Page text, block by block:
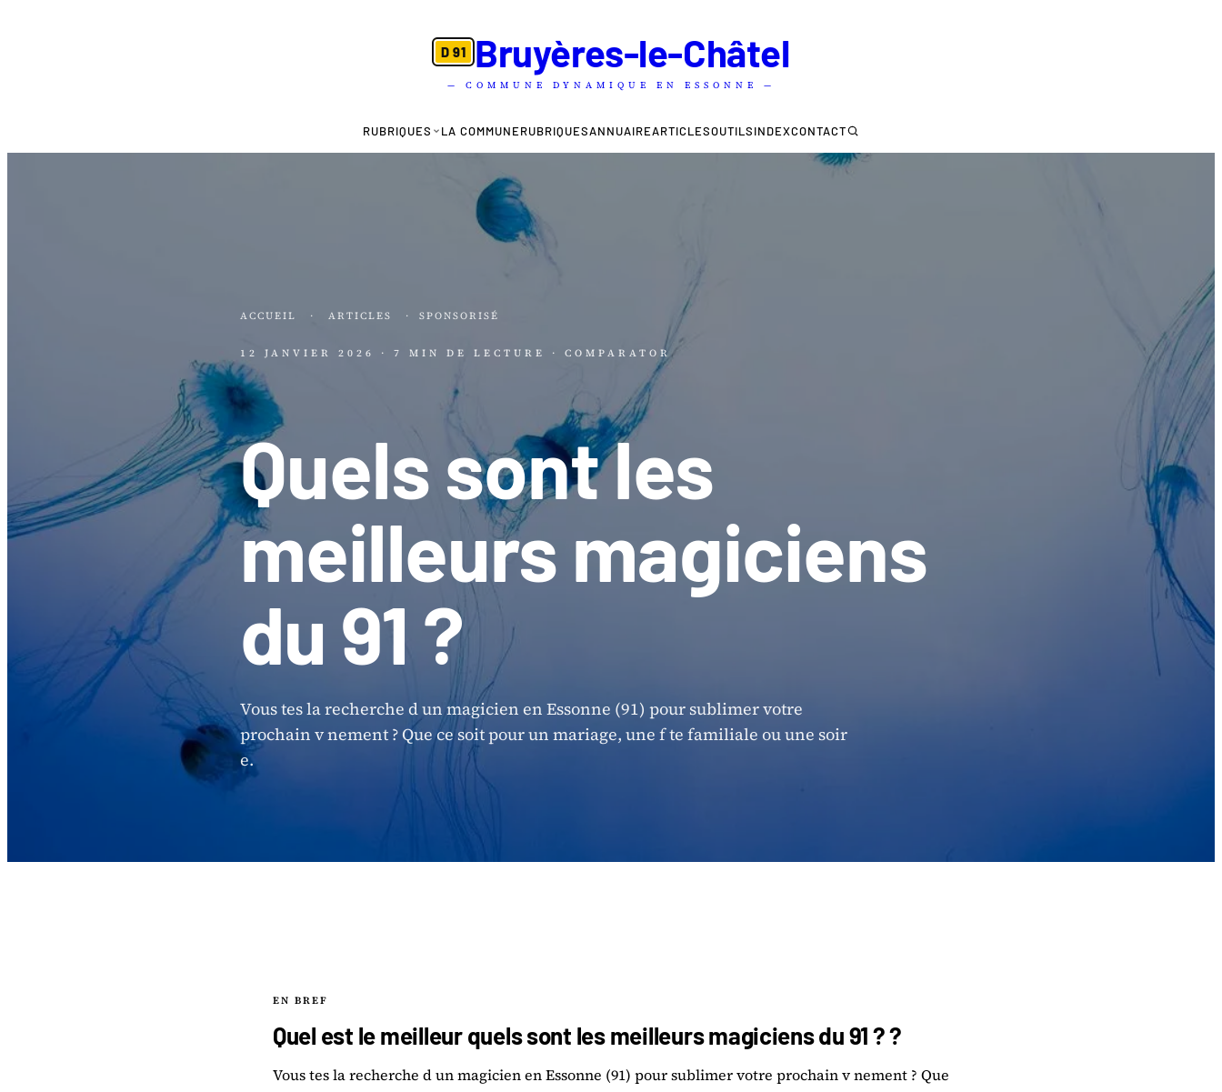
D 91 Bruyères-le-Châtel
— COMMUNE DYNAMIQUE EN ESSONNE —
RUBRIQUES LA COMMUNERUBRIQUESANNUAIREARTICLESOUTILSINDEXCONTACT
ACCUEIL · ARTICLES · SPONSORISÉ
12 JANVIER 2026 · 7 MIN DE LECTURE · COMPARATOR
Quels sont les
meilleurs magiciens
du 91 ?
Vous tes la recherche d un magicien en Essonne (91) pour sublimer votre
prochain v nement ? Que ce soit pour un mariage, une f te familiale ou une soir
e.
EN BREF
Quel est le meilleur quels sont les meilleurs magiciens du 91 ? ?
Vous tes la recherche d un magicien en Essonne (91) pour sublimer votre prochain v nement ? Que